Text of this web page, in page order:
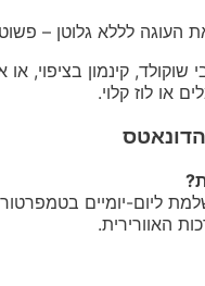
העוגה לללא גלוטן –
קינמון בציפוי,
או לוז קלוי.
ליום-יומיים
האוורירית.